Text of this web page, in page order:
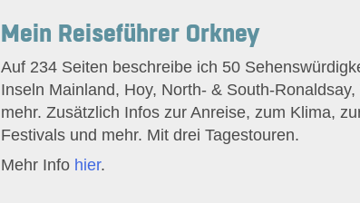
Mein Reiseführer Orkney
Auf 234 Seiten beschreibe ich 50
Inseln Mainland, Hoy, North- & South-
mehr. Zusätzlich Infos zur Anreise, zum Klima,
Festivals und mehr. Mit drei Tagestouren.
Mehr Info hier.